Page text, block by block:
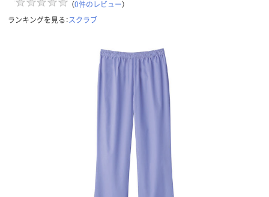
（0件のレビュー）
ランキングを見る：スクラブ